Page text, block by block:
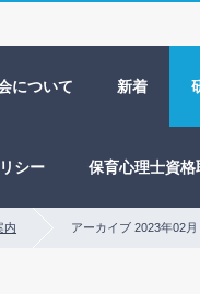
について 新着
シー 保育心理士資
内 アーカイブ 2023年02月